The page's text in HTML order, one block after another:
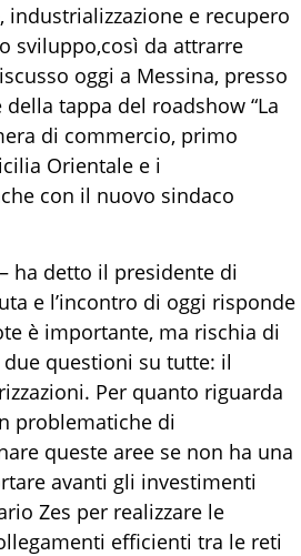
e recupero
sviluppo,così da attrarre
oggi a Messina, presso
della tappa del roadshow “La
di commercio, primo
Orientale e i
con il nuovo sindaco
ha detto il presidente di
e l’incontro di oggi risponde
è importante, ma rischia di
questioni su tutte: il
Per quanto riguarda
problematiche di
queste aree se non ha una
avanti gli investimenti
Zes per realizzare le
efficienti tra le reti